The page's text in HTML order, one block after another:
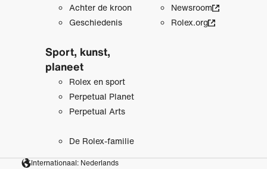
Achter de kroon
Geschiedenis
Sport, kunst,
planeet
Rolex en sport
Perpetual Planet
Perpetual Arts
De Rolex-familie
Newsroom
Rolex.org
Internationaal: Nederlands